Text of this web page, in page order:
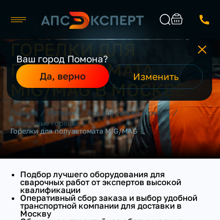
Ваш город Помона?
Да, верно
Изменить
Москва
Каталог
О компании
Производители
Реализованные проекты
Контакты
ГОРЕЛКИ ДЛЯ
ПОЛУАВТОМАТА
MIG/MAG В МОСКВЕ
Главная / Каталог / Все для сварки и резки /
Сварочные горелки /
Горелки для полуавтомата MIG/MAG
ПРОИЗВОДИТЕЛЬ
СИЛА ТОКА
ПРИМЕНЕНИЕ
СТРАНА ПРОИЗВОДИТЕЛЬ
КЛАСС
РЕЖИМ СВАРКИ
РОД ТОКА
Подбор лучшего оборудования для
сварочных работ от экспертов высокой
квалификации
Оперативный сбор заказа и выбор удобной
транспортной компании для доставки в
Москву
Найти